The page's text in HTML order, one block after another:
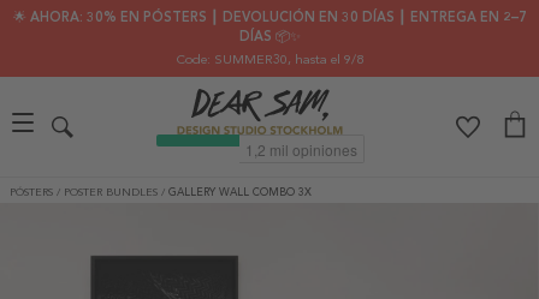
🌟 AHORA: 30% EN PÓSTERS ┃ DEVOLUCIÓN EN 30 DÍAS ┃ ENTREGA EN 2–7
DÍAS 📦✨
Code: SUMMER30, hasta el 9/8
PÓSTERS / POSTER BUNDLES / GALLERY WALL COMBO 3X